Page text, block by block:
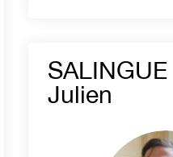
SALINGUE
Julien